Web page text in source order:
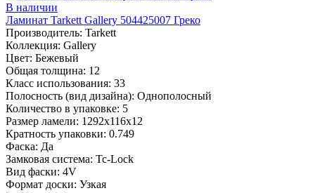
В наличии
Ламинат Tarkett Gallery 504425007 Греко
Производитель: Tarkett
Коллекция: Gallery
Цвет: Бежевый
Общая толщина: 12
Класс использования: 33
Полосность (вид дизайна): Однополосный
Количество в упаковке: 5
Размер ламели: 1292х116х12
Кратность упаковки: 0.749
Фаска: Да
Замковая система: Tc-Lock
Вид фаски: 4V
Формат доски: Узкая